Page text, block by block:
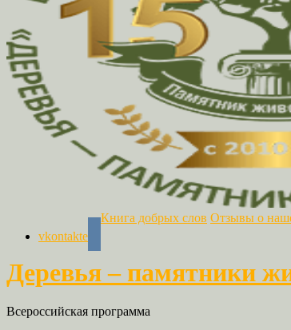
vkontakte
Книга добрых слов Отзывы о
Деревья – памятники
Всероссийская программа